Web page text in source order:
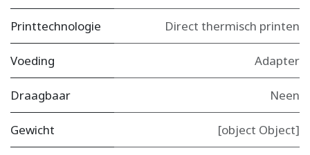
Printtechnologie Direct thermisch printen
Voeding Adapter
Draagbaar Neen
Gewicht [object Object]